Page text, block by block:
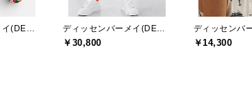
￥30,800 ￥14,300